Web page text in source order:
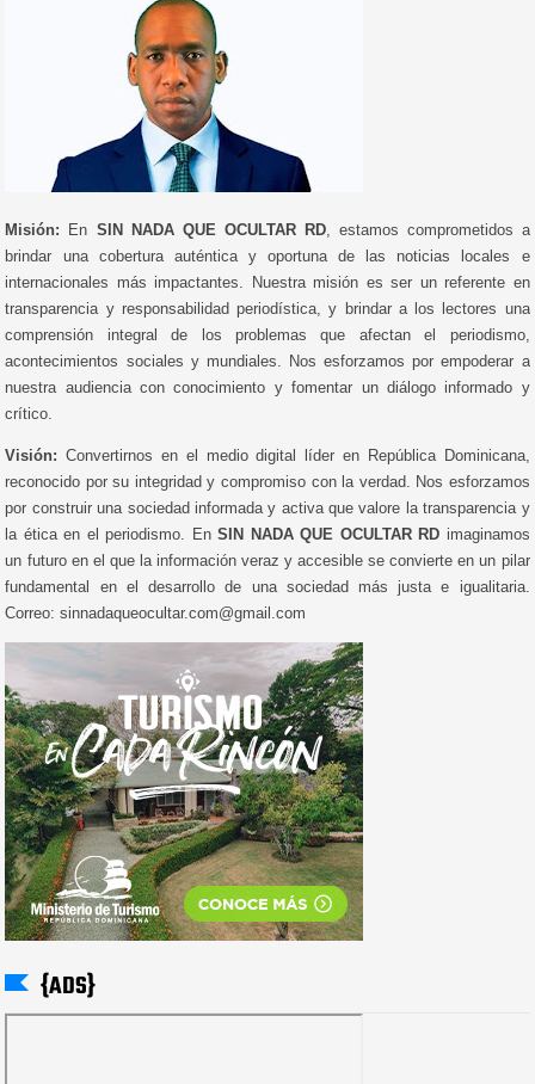
Misión: En SIN NADA QUE OCULTAR RD, estamos comprometidos a
brindar una cobertura auténtica y oportuna de las noticias locales e
internacionales más impactantes. Nuestra misión es ser un referente en
transparencia y responsabilidad periodística, y brindar a los lectores una
comprensión integral de los problemas que afectan el periodismo,
acontecimientos sociales y mundiales. Nos esforzamos por empoderar a
nuestra audiencia con conocimiento y fomentar un diálogo informado y
crítico.
Visión: Convertirnos en el medio digital líder en República Dominicana,
reconocido por su integridad y compromiso con la verdad. Nos esforzamos
por construir una sociedad informada y activa que valore la transparencia y
la ética en el periodismo. EnSIN NADA QUE OCULTAR RD imaginamos
un futuro en el que la información veraz y accesible se convierte en un pilar
fundamental en el desarrollo de una sociedad más justa e igualitaria.
Correo: sinnadaqueocultar.com@gmail.com
{ADS}